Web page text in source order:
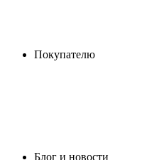
Покупателю
Блог и новости